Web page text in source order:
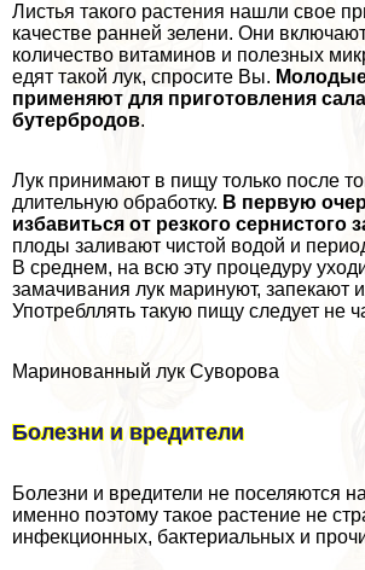
Листья такого растения нашли свое
качестве ранней зелени. Они
количество витаминов и полезных
едят такой лук, спросите Вы.
применяют для приготовления
бутербродов.
Лук принимают в пищу только после
длительную обработку. В первую
избавиться от резкого сернистого
плоды заливают чистой водой и
В среднем, на всю эту процедуру
замачивания лук маринуют, запекают
Употрeбллять такую пищу следует не
Маринованный лук Суворова
Болезни и вредители
Болезни и вредители не поселяются
именно поэтому такое растение не
инфекционных, бактериальных и